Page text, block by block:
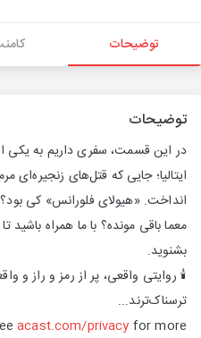
توضیحات
توضیحات
در این قسمت، سفری داریم به یکی
ایتالیا؛ جایی که قتل‌های زنجیره‌ای
انداخت. «هیولای فلورانس» کی
معما باقی مونده؟ با ما همراه باشید
بشنوید.
🕯 روایتی واقعی، پر از رمز و راز و
ترسناک‌ترند...
acast.com/privacy for more